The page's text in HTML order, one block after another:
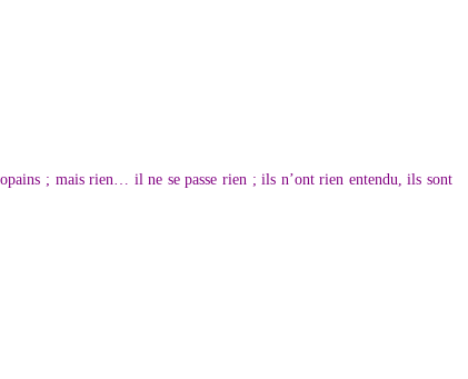
; mais rien… il ne se passe rien ; ils n’ont rien entendu, ils sont